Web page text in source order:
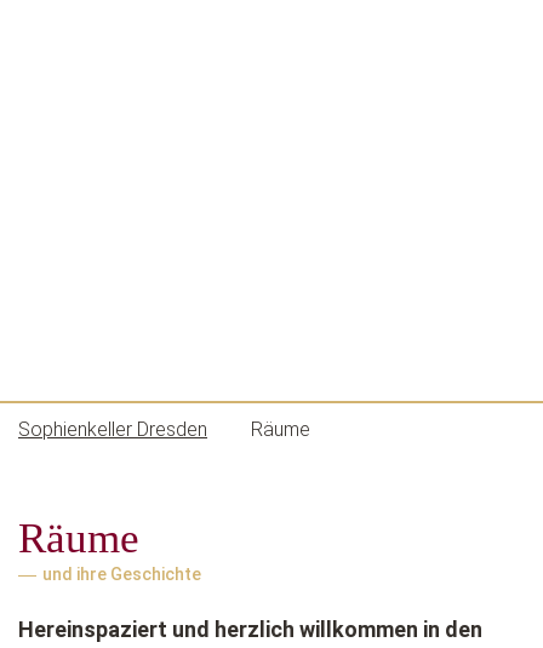
Sophienkeller Dresden Räume
Räume
und ihre Geschichte
Hereinspaziert und herzlich willkommen in den